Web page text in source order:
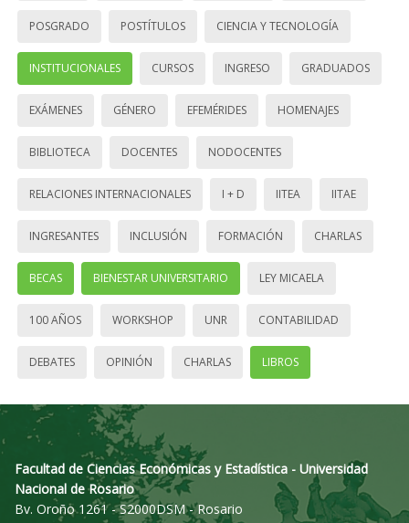
POSGRADO POSTÍTULOS CIENCIA Y TECNOLOGÍA
INSTITUCIONALES CURSOS INGRESO GRADUADOS
EXÁMENES GÉNERO EFEMÉRIDES HOMENAJES
BIBLIOTECA DOCENTES NODOCENTES
RELACIONES INTERNACIONALES I + D IITEA IITAE
INGRESANTES INCLUSIÓN FORMACIÓN CHARLAS
BECAS BIENESTAR UNIVERSITARIO LEY MICAELA
100 AÑOS WORKSHOP UNR CONTABILIDAD
DEBATES OPINIÓN CHARLAS LIBROS
Facultad de Ciencias Económicas y Estadística - Universidad
Nacional de Rosario
Bv. Oroño 1261 - S2000DSM - Rosario